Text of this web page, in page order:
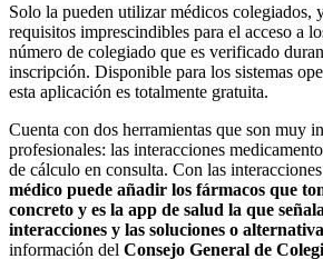
Solo la pueden utilizar médicos colegiados,
requisitos imprescindibles para el acceso a
número de colegiado que es verificado
inscripción. Disponible para los sistemas
esta aplicación es totalmente gratuita.
Cuenta con dos herramientas que son muy
profesionales: las interacciones
de cálculo en consulta. Con las
médico puede añadir los fármacos que
concreto y es la app de salud la que
interacciones y las soluciones o
información del Consejo General de